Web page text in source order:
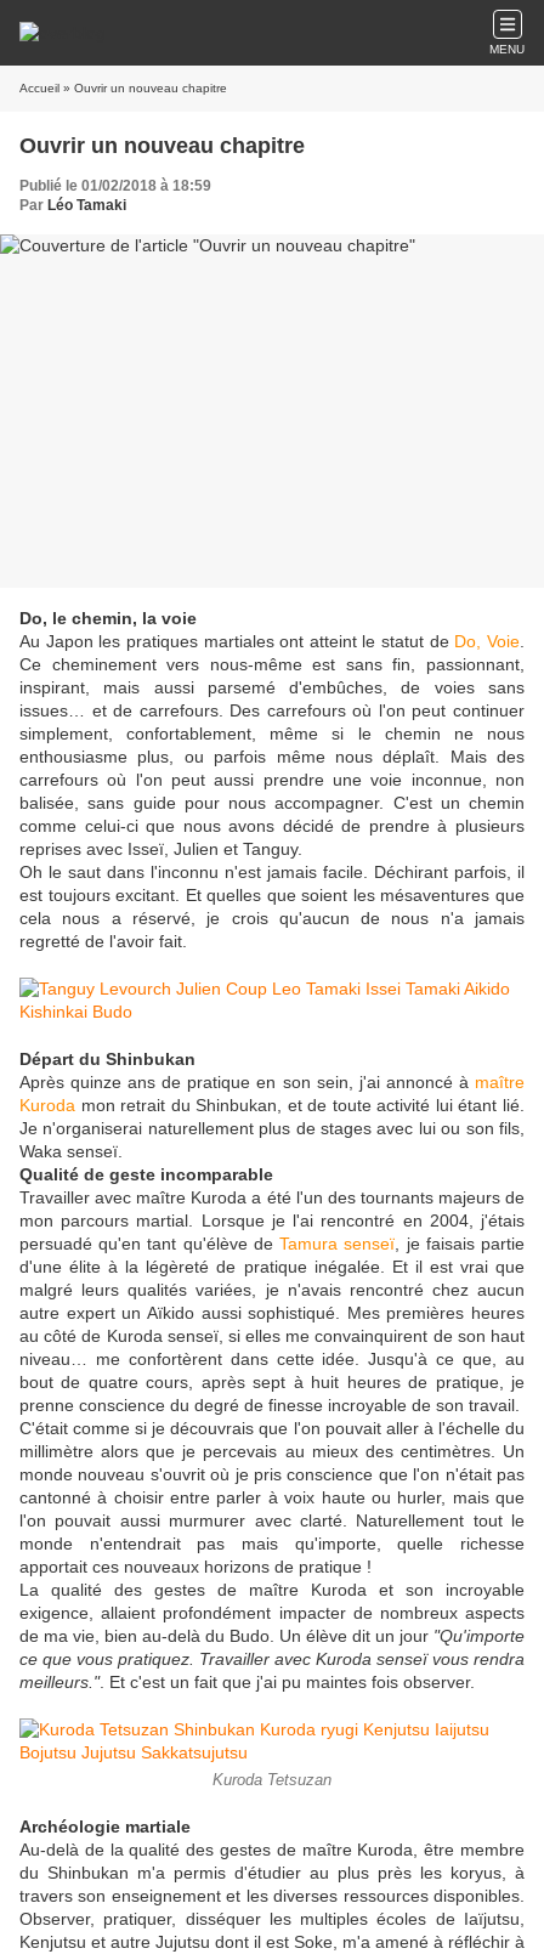
MENU
Accueil » Ouvrir un nouveau chapitre
Ouvrir un nouveau chapitre
Publié le 01/02/2018 à 18:59
Par Léo Tamaki
Do, le chemin, la voie
Au Japon les pratiques martiales ont atteint le statut de Do, Voie
Ce cheminement vers nous-même est sans fin, passionnant,
inspirant, mais aussi parsemé d'embûches, de voies sans
issues… et de carrefours. Des carrefours où l'on peut continuer
simplement, confortablement, même si le chemin ne nous
enthousiasme plus, ou parfois même nous déplaît. Mais des
carrefours où l'on peut aussi prendre une voie inconnue, non
balisée, sans guide pour nous accompagner. C'est un chemin
comme celui-ci que nous avons décidé de prendre à plusieurs
reprises avec Isseï, Julien et Tanguy.
Oh le saut dans l'inconnu n'est jamais facile. Déchirant parfois, il
est toujours excitant. Et quelles que soient les mésaventures que
cela nous a réservé, je crois qu'aucun de nous n'a jamais
regretté de l'avoir fait.
Départ du Shinbukan
Après quinze ans de pratique en son sein, j'ai annoncé à maître
Kuroda mon retrait du Shinbukan, et de toute activité lui étant lié.
Je n'organiserai naturellement plus de stages avec lui ou son fils,
Waka senseï.
Qualité de geste incomparable
Travailler avec maître Kuroda a été l'un des tournants majeurs de
mon parcours martial. Lorsque je l'ai rencontré en 2004, j'étais
persuadé qu'en tant qu'élève deTamura senseï , je faisais partie
d'une élite à la légèreté de pratique inégalée. Et il est vrai que
malgré leurs qualités variées, je n'avais rencontré chez aucun
autre expert un Aïkido aussi sophistiqué. Mes premières heures
au côté de Kuroda senseï, si elles me convainquirent de son haut
niveau… me confortèrent dans cette idée. Jusqu'à ce que, au
bout de quatre cours, après sept à huit heures de pratique, je
prenne conscience du degré de finesse incroyable de son travail.
C'était comme si je découvrais que l'on pouvait aller à l'échelle du
millimètre alors que je percevais au mieux des centimètres. Un
monde nouveau s'ouvrit où je pris conscience que l'on n'était pas
cantonné à choisir entre parler à voix haute ou hurler, mais que
l'on pouvait aussi murmurer avec clarté. Naturellement tout le
monde n'entendrait pas mais qu'importe, quelle richesse
apportait ces nouveaux horizons de pratique !
La qualité des gestes de maître Kuroda et son incroyable
exigence, allaient profondément impacter de nombreux aspects
de ma vie, bien au-delà du Budo. Un élève dit un jour "Qu'importe
ce que vous pratiquez. Travailler avec Kuroda senseï vous rendra
meilleurs.". Et c'est un fait que j'ai pu maintes fois observer.
Kuroda Tetsuzan
Archéologie martiale
Au-delà de la qualité des gestes de maître Kuroda, être membre
du Shinbukan m'a permis d'étudier au plus près les koryus, à
travers son enseignement et les diverses ressources disponibles.
Observer, pratiquer, disséquer les multiples écoles de Iaïjutsu,
Kenjutsu et autre Jujutsu dont il est Soke, m'a amené à réfléchir à